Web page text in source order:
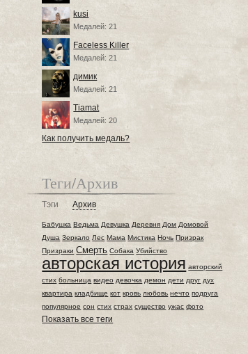
kusi
Медалей: 21
Faceless Killer
Медалей: 21
димик
Медалей: 21
Tiamat
Медалей: 20
Как получить медаль?
Теги/Архив
Тэги Архив
Бабушка Ведьма Девушка Деревня Дом Домовой
Душа Зеркало Лес Мама Мистика Ночь Призрак
Призраки Смерть Собака Убийство
авторская история авторский
стих больница видео девочка демон дети друг дух
квартира кладбище кот кровь любовь нечто подруга
популярное сон стих страх существо ужас фото
Показать все теги